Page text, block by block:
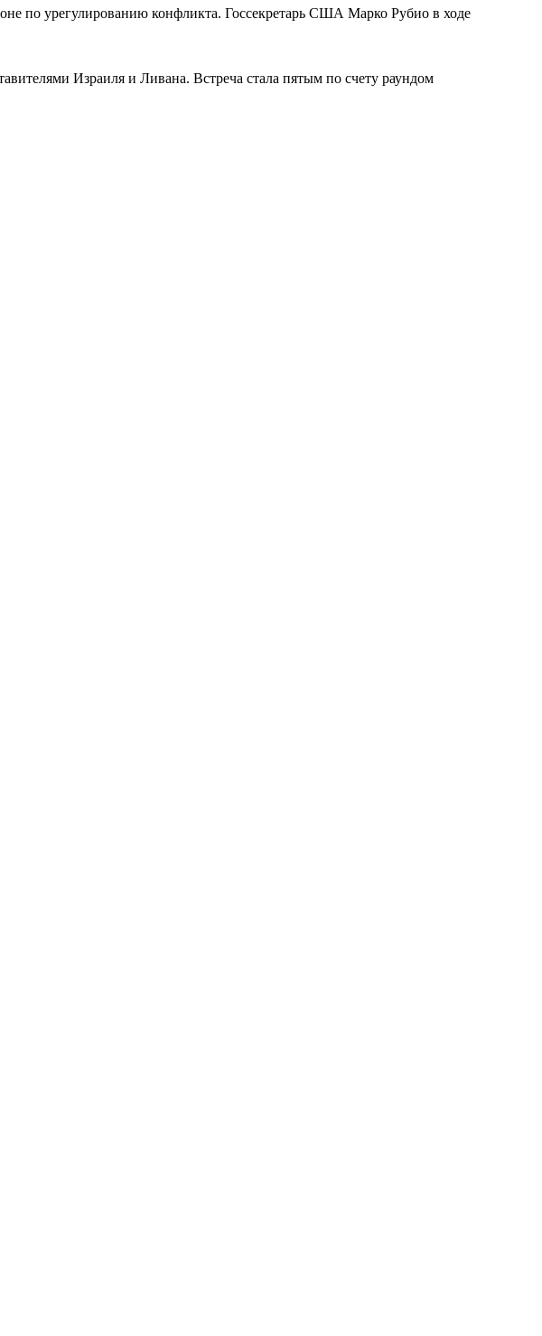
по урегулированию конфликта. Госсекретарь США Марко Рубио в ходе
Израиля и Ливана. Встреча стала пятым по счету раундом